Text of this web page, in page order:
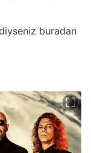
buradan